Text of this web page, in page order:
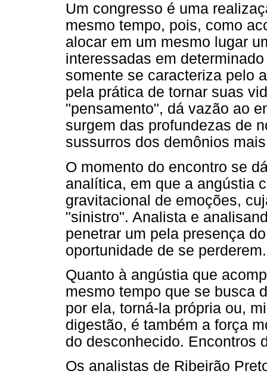
Um congresso é uma
mesmo tempo, pois, como
alocar em um mesmo lugar
interessadas em
somente se caracteriza pelo
pela prática de tornar suas
"pensamento", dá vazão ao
surgem das profundezas de
sussurros dos demônios
O momento do encontro se
analítica, em que a angústia
gravitacional de emoções,
"sinistro". Analista e
penetrar um pela presença
oportunidade de se perderem.
Quanto à angústia que
mesmo tempo que se busca
por ela, torná-la própria ou,
digestão, é também a força
do desconhecido. Encontros
Os analistas de Ribeirão